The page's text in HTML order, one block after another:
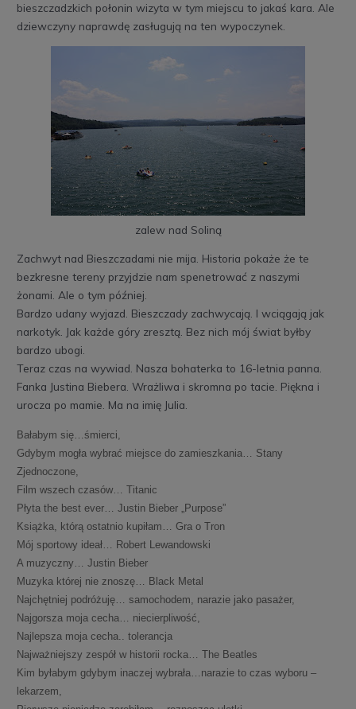
bieszczadzkich połonin wizyta w tym miejscu to jakaś kara. Ale
dziewczyny naprawdę zasługują na ten wypoczynek.
zalew nad Soliną
Zachwyt nad Bieszczadami nie mija. Historia pokaże że te
bezkresne tereny przyjdzie nam spenetrować z naszymi
żonami. Ale o tym później.
Bardzo udany wyjazd. Bieszczady zachwycają. I wciągają jak
narkotyk. Jak każde góry zresztą. Bez nich mój świat byłby
bardzo ubogi.
Teraz czas na wywiad. Nasza bohaterka to 16-letnia panna.
Fanka Justina Biebera. Wrażliwa i skromna po tacie. Piękna i
urocza po mamie. Ma na imię Julia.
Bałabym się…śmierci,
Gdybym mogła wybrać miejsce do zamieszkania… Stany
Zjednoczone,
Film wszech czasów… Titanic
Płyta the best ever… Justin Bieber „Purpose”
Książka, którą ostatnio kupiłam… Gra o Tron
Mój sportowy ideał… Robert Lewandowski
A muzyczny… Justin Bieber
Muzyka której nie znoszę… Black Metal
Najchętniej podróżuję… samochodem, narazie jako pasażer,
Najgorsza moja cecha… niecierpliwość,
Najlepsza moja cecha.. tolerancja
Najważniejszy zespół w historii rocka… The Beatles
Kim byłabym gdybym inaczej wybrała…narazie to czas wyboru –
lekarzem,